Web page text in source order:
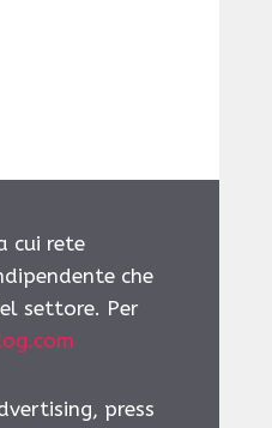
cui rete
che
settore. Per
press